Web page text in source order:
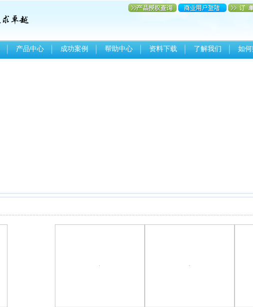
产品中心 成功案例 帮助中心 资料下载 了解我们 如